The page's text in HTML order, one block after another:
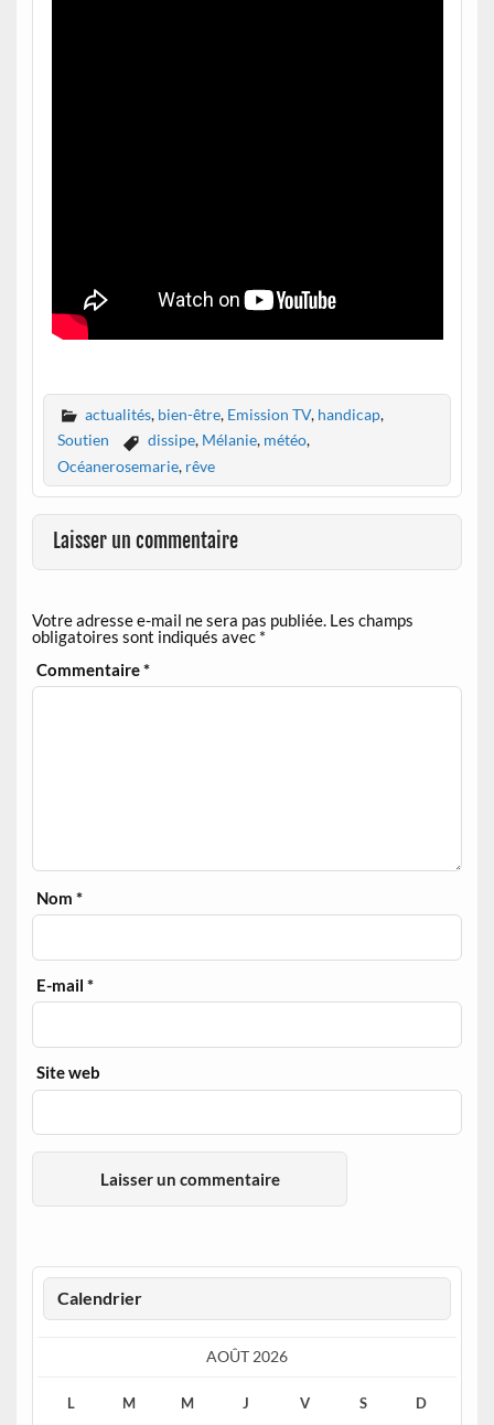
actualités, bien-être, Emission TV, handicap,
Soutien
dissipe, Mélanie, météo,
Océanerosemarie, rêve
Laisser un commentaire
Votre adresse e-mail ne sera pas publiée. Les champs
obligatoires sont indiqués avec *
Commentaire*
Nom*
E-mail*
Site web
Calendrier
AOÛT 2026
L M M J V S D